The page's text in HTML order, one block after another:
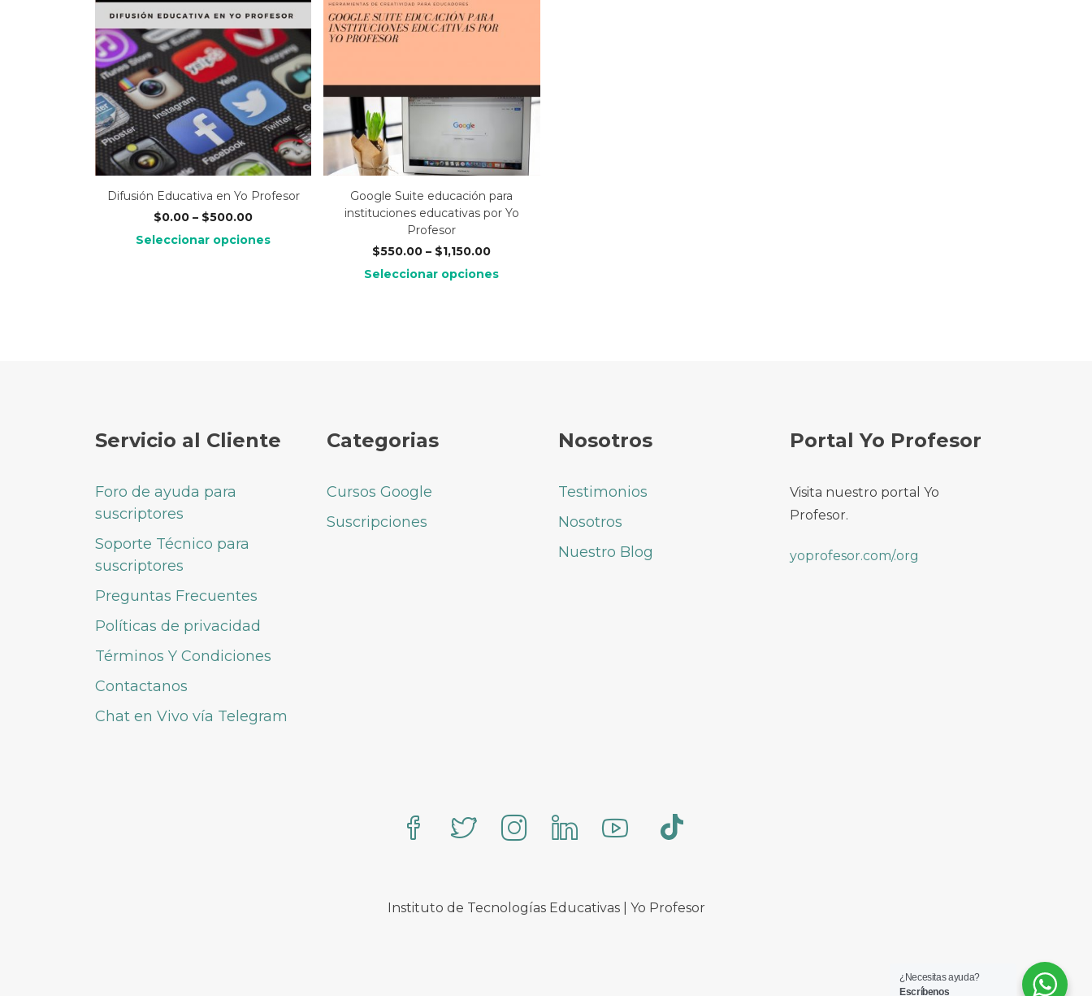
Difusión Educativa en Yo Profesor
$0.00 – $500.00
Seleccionar opciones
Google Suite educación para
instituciones educativas por Yo
Profesor
$550.00 – $1,150.00
Seleccionar opciones
Servicio al Cliente
Foro de ayuda para
suscriptores
Soporte Técnico para
suscriptores
Preguntas Frecuentes
Políticas de privacidad
Términos Y Condiciones
Contactanos
Chat en Vivo vía Telegram
Categorias
Cursos Google
Suscripciones
Nosotros
Testimonios
Nosotros
Nuestro Blog
Portal Yo Profesor
Visita nuestro portal Yo
Profesor.
yoprofesor.com/.org
Instituto de Tecnologías Educativas | Yo Profesor
¿Necesitas ayuda?
Escríbenos